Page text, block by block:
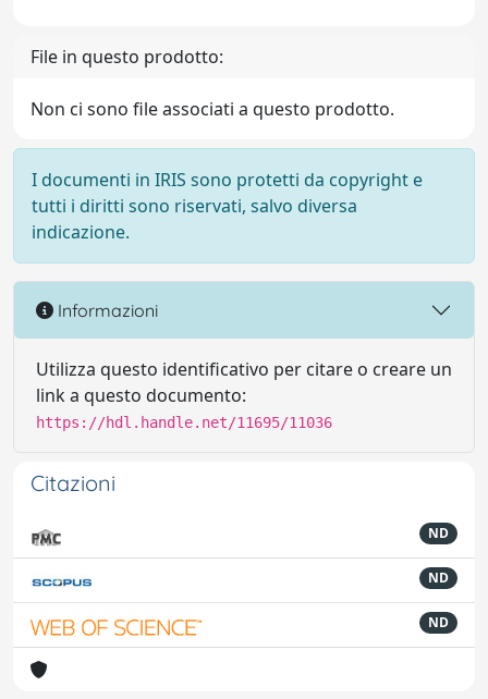
File in questo prodotto:
Non ci sono file associati a questo prodotto.
I documenti in IRIS sono protetti da copyright e
tutti i diritti sono riservati, salvo diversa
indicazione.
Informazioni
Utilizza questo identificativo per citare o creare un
link a questo documento:
https://hdl.handle.net/11695/11036
Citazioni
ND
ND
ND